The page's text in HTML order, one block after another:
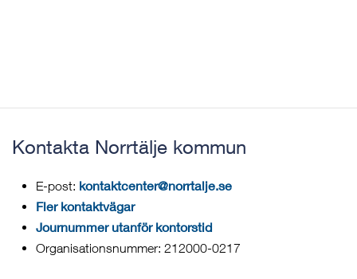
Kontakta Norrtälje kommun
E-post: kontaktcenter@norrtalje.se
Fler kontaktvägar
Journummer utanför kontorstid
Organisationsnummer: 212000-0217